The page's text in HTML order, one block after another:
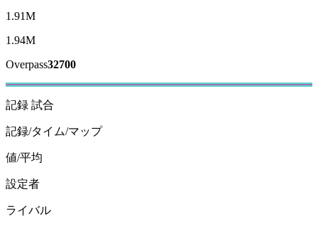
1.91M
1.94M
Overpass32700
記録 試合
記録/タイム/マップ
値/平均
設定者
ライバル